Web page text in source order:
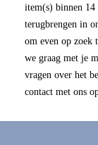
item(s) binnen 14
terugbrengen in
om even op zoek
we graag met je
vragen over het
contact met ons